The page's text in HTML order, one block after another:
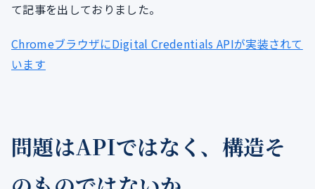
て記事を出しておりました。
ChromeブラウザにDigital Credentials APIが実装されて
います
問題はAPIではなく、構造そ